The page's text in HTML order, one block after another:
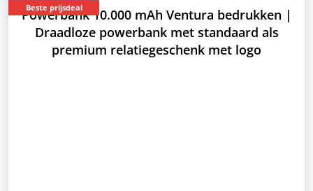
Beste prijsdeal
Powerbank 10.000 mAh Ventura bedrukken |
Draadloze powerbank met standaard als
premium relatiegeschenk met logo